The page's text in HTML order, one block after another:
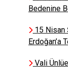
Bedenine
15 Nisan
Erdoğan’a
Vali